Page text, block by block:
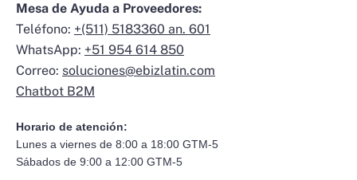
Mesa de Ayuda a Proveedores:
Teléfono: +(511) 5183360 an. 601
WhatsApp: +51 954 614 850
Correo: soluciones@ebizlatin.com
Chatbot B2M
Horario de atención:
Lunes a viernes de 8:00 a 18:00 GTM-5
Sábados de 9:00 a 12:00 GTM-5